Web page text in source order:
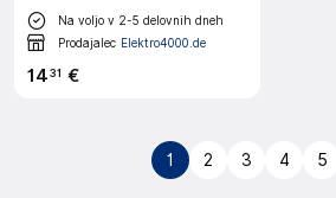
Na voljo v 2-5 delovnih dneh
Prodajalec Elektro4000.de
1431 €
1 2 3 4 5